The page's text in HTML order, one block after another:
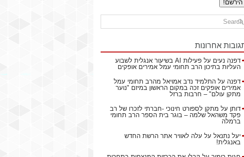
אחרונות
דפנה נעים על
פעילות AI בשיעור אנגלית לשבוע
העליות בתיכון הרב תחומי עמל אמירים אופקים
דפנה על התלמיד נדב אמויאל מהרב תחומי עמל
אמירים אופקים זכה במקום הראשון במיזם "נוער
מתקן עולם" – חרבות ברזל
דותן על מתקן לספורט חינוכי -חברתי לזכרו של רב
פקד משהאל שלמה – בוגר בית הספר הרב תחומי
ברמלה
יעל נתנאל על עלה לאוויר אתר הרשת החדש
באנגלית!